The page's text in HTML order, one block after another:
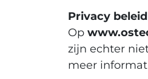
Privacy
Op
zijn echter
meer